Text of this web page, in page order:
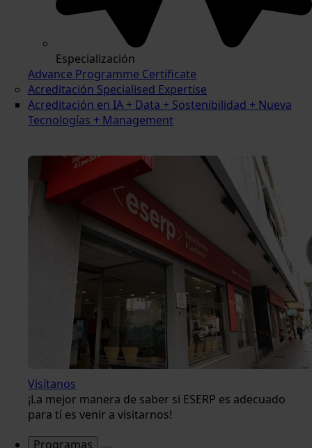
Especialización
Advance Programme Certificate
Acreditación Specialised Expertise
Acreditación en IA + Data + Sostenibilidad + Nueva
Tecnologías + Management
Visítanos
¡La mejor manera de saber si ESERP es adecuado
para tí es venir a visitarnos!
Programas